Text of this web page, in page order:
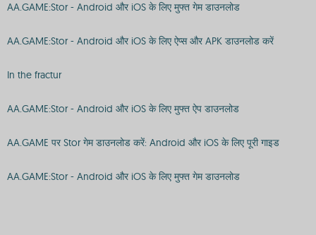
AA.GAME:Stor - Android और iOS के लिए मुफ्त गेम डाउनलोड
AA.GAME:Stor - Android और iOS के लिए ऐप्स और APK डाउनलोड करें
In the fractur
AA.GAME:Stor - Android और iOS के लिए मुफ्त ऐप डाउनलोड
AA.GAME पर Stor गेम डाउनलोड करें: Android और iOS के लिए पूरी गाइड
AA.GAME:Stor - Android और iOS के लिए मुफ्त गेम डाउनलोड